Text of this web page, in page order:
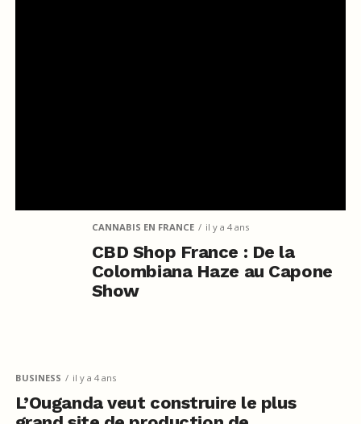
CANNABIS EN FRANCE il y a 4 ans
CBD Shop France : De la
Colombiana Haze au Capone
Show
BUSINESS il y a 4 ans
L’Ouganda veut construire le plus